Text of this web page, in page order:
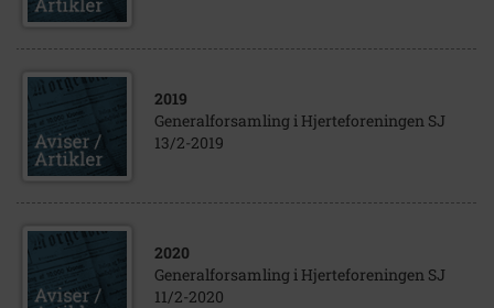
2019
Generalforsamling i Hjerteforeningen SJ
13/2-2019
2020
Generalforsamling i Hjerteforeningen SJ
11/2-2020